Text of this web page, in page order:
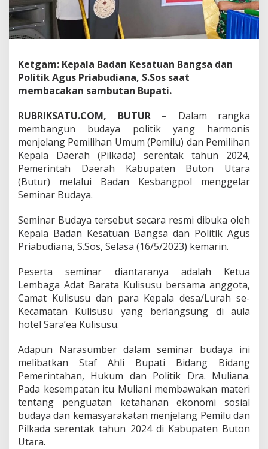
l
k
d
2
0
2
4
K
e
s
b
a
n
B
u
t
G
e
l
a
r
S
m
i
n
a
r
B
u
d
Ketgam: Kepala Badan Kesatuan Bangsa dan
Politik Agus Priabudiana, S.Sos saat
membacakan sambutan Bupati.
RUBRIKSATU.COM, BUTUR – Dalam rangka
membangun budaya politik yang harmonis
menjelang Pemilihan Umum (Pemilu) dan Pemilihan
Kepala Daerah (Pilkada) serentak tahun 2024,
Pemerintah Daerah Kabupaten Buton Utara
(Butur) melalui Badan Kesbangpol menggelar
Seminar Budaya.
Seminar Budaya tersebut secara resmi dibuka oleh
Kepala Badan Kesatuan Bangsa dan Politik Agus
Priabudiana, S.Sos, Selasa (16/5/2023) kemarin.
Peserta seminar diantaranya adalah Ketua
Lembaga Adat Barata Kulisusu bersama anggota,
Camat Kulisusu dan para Kepala desa/Lurah se-
Kecamatan Kulisusu yang berlangsung di aula
hotel Sara’ea Kulisusu.
Adapun Narasumber dalam seminar budaya ini
melibatkan Staf Ahli Bupati Bidang Bidang
Pemerintahan, Hukum dan Politik Dra. Muliana.
Pada kesempatan itu Muliani membawakan materi
tentang penguatan ketahanan ekonomi sosial
budaya dan kemasyarakatan menjelang Pemilu dan
Pilkada serentak tahun 2024 di Kabupaten Buton
Utara.